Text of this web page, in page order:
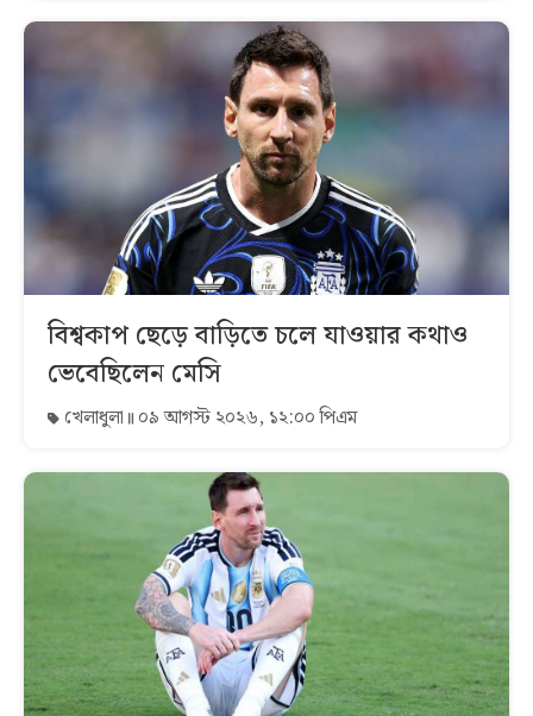
বিশ্বকাপ ছেড়ে বাড়িতে চলে যাওয়ার কথাও
ভেবেছিলেন মেসি
খেলাধুলা ০৯ আগস্ট ২০২৬, ১২:০০ পিএম